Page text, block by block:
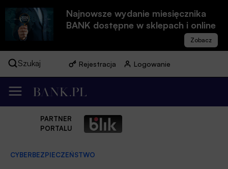
Najnowsze wydanie miesięcznika
BANK dostępne w sklepach i online
Szukaj Rejestracja Logowanie
PARTNER
PORTALU
CYBERBEZPIECZEŃSTWO